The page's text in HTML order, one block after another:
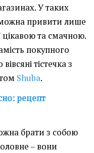
У таких
привити лише
та смачною.
покупного
тістечка з
Shuba.
рецепт
брати з собою
– вони